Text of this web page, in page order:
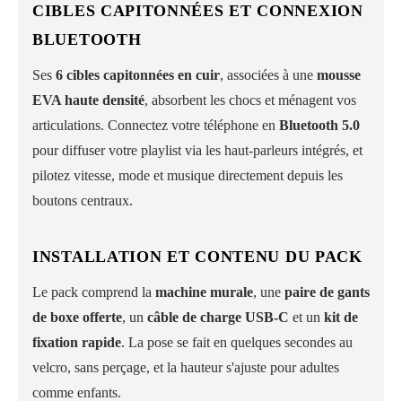
CIBLES CAPITONNÉES ET CONNEXION
BLUETOOTH
Ses 6 cibles capitonnées en cuir, associées à une mousse
EVA haute densité, absorbent les chocs et ménagent vos
articulations. Connectez votre téléphone en Bluetooth 5.0
pour diffuser votre playlist via les haut-parleurs intégrés, et
pilotez vitesse, mode et musique directement depuis les
boutons centraux.
INSTALLATION ET CONTENU DU PACK
Le pack comprend la machine murale, une paire de gants
de boxe offerte, un câble de charge USB-C et un kit de
fixation rapide. La pose se fait en quelques secondes au
velcro, sans perçage, et la hauteur s'ajuste pour adultes
comme enfants.